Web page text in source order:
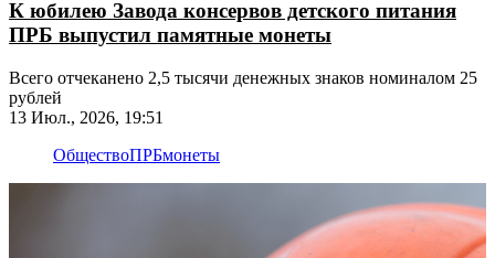
К юбилею Завода консервов детского питания
ПРБ выпустил памятные монеты
Всего отчеканено 2,5 тысячи денежных знаков номиналом 25
рублей
13 Июл., 2026, 19:51
ОбществоПРБмонеты